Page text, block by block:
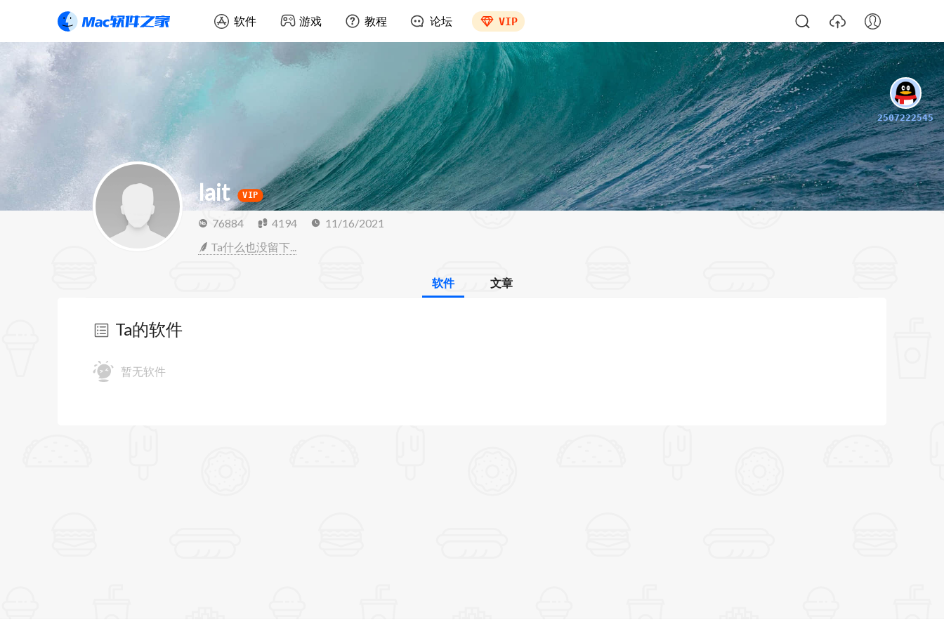
软件 游戏 教程 论坛 VIP
lait VIP
76884 4194
11/16/2021
Ta什么也没留下...
软件 文章
Ta的软件
暂无软件
2507222545